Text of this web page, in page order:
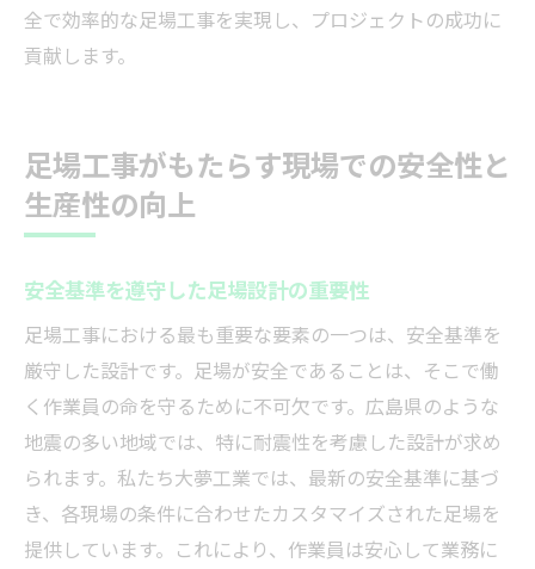
全で効率的な足場工事を実現し、プロジェクトの成功に
貢献します。
足場工事がもたらす現場での安全性と
生産性の向上
安全基準を遵守した足場設計の重要性
足場工事における最も重要な要素の一つは、安全基準を
厳守した設計です。足場が安全であることは、そこで働
く作業員の命を守るために不可欠です。広島県のような
地震の多い地域では、特に耐震性を考慮した設計が求め
られます。私たち大夢工業では、最新の安全基準に基づ
き、各現場の条件に合わせたカスタマイズされた足場を
提供しています。これにより、作業員は安心して業務に